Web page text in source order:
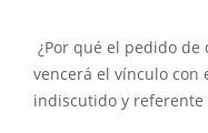
¿Por qué el pedido de
vencerá el vínculo con
indiscutido y